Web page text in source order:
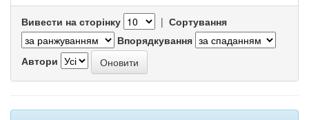
Вивести на сторінку | Сортування
Впорядкування
Автори